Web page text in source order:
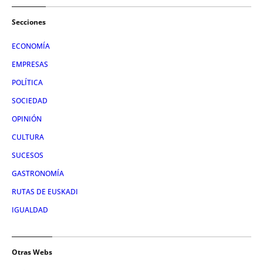
Secciones
ECONOMÍA
EMPRESAS
POLÍTICA
SOCIEDAD
OPINIÓN
CULTURA
SUCESOS
GASTRONOMÍA
RUTAS DE EUSKADI
IGUALDAD
Otras Webs